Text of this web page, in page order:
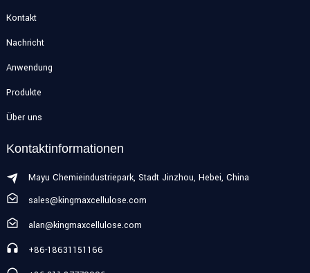
Kontakt
Nachricht
Anwendung
Produkte
Über uns
Kontaktinformationen
Mayu Chemieindustriepark, Stadt Jinzhou, Hebei, China
sales@kingmaxcellulose.com
alan@kingmaxcellulose.com
+86-18631151166